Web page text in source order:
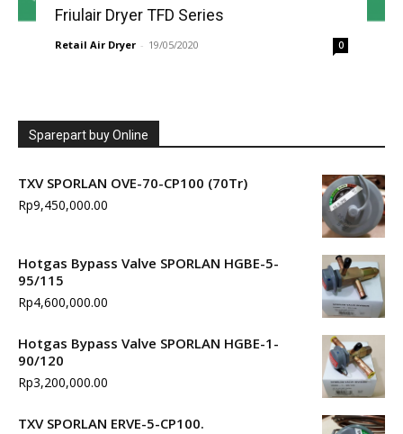
Friulair Dryer TFD Series
Retail Air Dryer - 19/05/2020 0
Sparepart buy Online
TXV SPORLAN OVE-70-CP100 (70Tr)
Rp9,450,000.00
Hotgas Bypass Valve SPORLAN HGBE-5-
95/115
Rp4,600,000.00
Hotgas Bypass Valve SPORLAN HGBE-1-
90/120
Rp3,200,000.00
TXV SPORLAN ERVE-5-CP100.